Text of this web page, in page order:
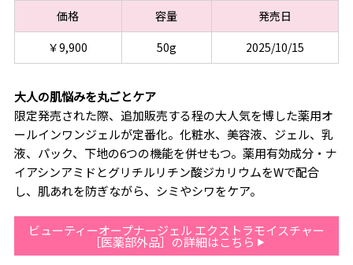
価格 容量
発売日
￥9,900
50g 2025/10/15
大人の肌悩みを丸ごとケア
限定発売された際、追加販売する程の大人気を博した薬用オ
ールインワンジェルが定番化。化粧水、美容液、ジェル、乳
液、パック、下地の6つの機能を併せもつ。薬用有効成分・ナ
イアシンアミドとグリチルリチン酸ジカリウムをWで配合
し、肌あれを防ぎながら、シミやシワをケア。
ビューティーオープナージェル エクストラモイスチャー
［医薬部外品］の詳細はこちら